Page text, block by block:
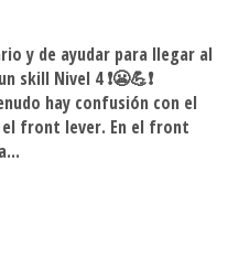
Lever
y de ayudar para llegar al
skill Nivel 4 ❗😬💪❗
hay confusión con el
front lever. En el front